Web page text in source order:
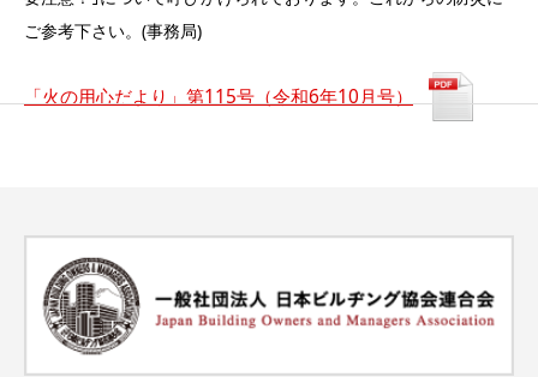
ご参考下さい。(事務局)
「火の用心だより」第115号（令和6年10月号）